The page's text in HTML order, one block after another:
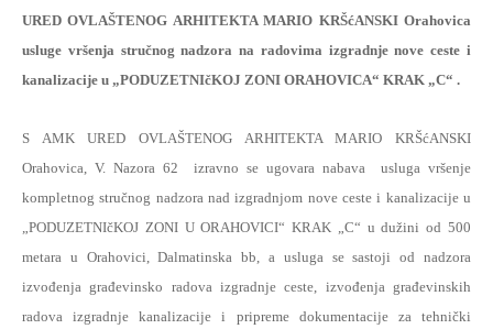
URED OVLAŠTENOG ARHITEKTA MARIO KRŠćANSKI Orahovica
usluge vršenja stručnog nadzora na radovima izgradnje nove ceste i
kanalizacije u „PODUZETNIčKOJ ZONI ORAHOVICA“ KRAK „C“ .
S AMK URED OVLAŠTENOG ARHITEKTA MARIO KRŠćANSKI
Orahovica, V. Nazora 62
izravno se ugovara nabava
usluga vršenje
kompletnog stručnog nadzora nad izgradnjom nove ceste i kanalizacije u
„PODUZETNIčKOJ ZONI U ORAHOVICI“ KRAK „C“ u dužini od 500
metara u Orahovici, Dalmatinska bb, a usluga se sastoji od nadzora
izvođenja građevinsko radova izgradnje ceste, izvođenja građevinskih
radova izgradnje kanalizacije i pripreme dokumentacije za tehnički